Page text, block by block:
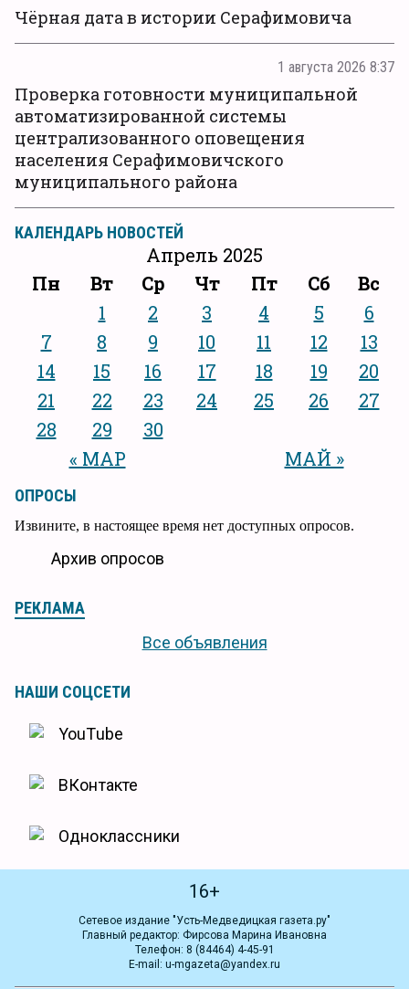
Чёрная дата в истории Серафимовича
1 августа 2026 8:37
Проверка готовности муниципальной
автоматизированной системы
централизованного оповещения
населения Серафимовичского
муниципального района
КАЛЕНДАРЬ НОВОСТЕЙ
Апрель 2025
Пн
Вт Ср Чт Пт Сб Вс
« МАР МАЙ »
1 2 3 4 5
6
7
8 9 10 11 12
13
14
15 16 17 18 19
20
21
22 23 24 25 26
27
28
29 30
ОПРОСЫ
Извините, в настоящее время нет доступных опросов.
Архив опросов
РЕКЛАМА
Все объявления
НАШИ СОЦСЕТИ
YouTube
ВКонтакте
Одноклассники
16+
Сетевое издание "Усть-Медведицкая газета.ру"
Главный редактор: Фирсова Марина Ивановна
Телефон: 8 (84464) 4-45-91
E-mail: u-mgazeta@yandex.ru